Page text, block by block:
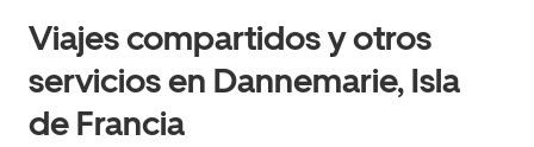
Viajes compartidos y otros
servicios en Dannemarie, Isla
de Francia